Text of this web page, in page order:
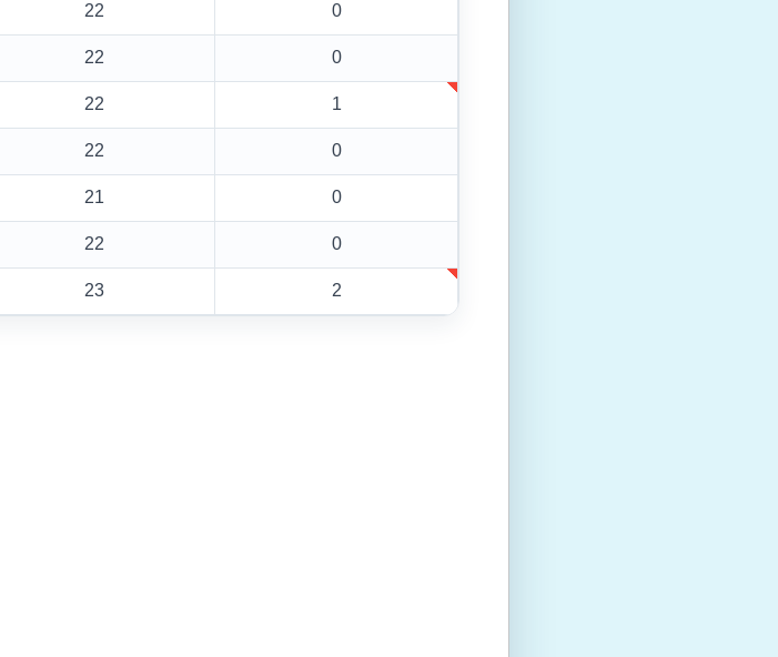
22 0
22 0
22 1
22 0
21 0
22 0
23 2